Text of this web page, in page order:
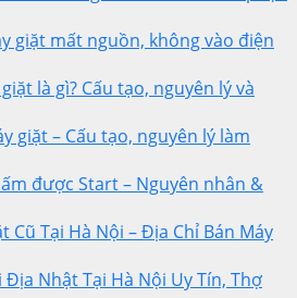
giặt mất nguồn, không vào điện
là gì? Cấu tạo, nguyên lý và
giặt – Cấu tạo, nguyên lý làm
được Start – Nguyên nhân &
Cũ Tại Hà Nội – Địa Chỉ Bán Máy
Địa Nhật Tại Hà Nội Uy Tín, Thợ